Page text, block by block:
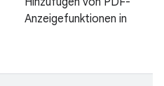
Anzeigefunktionen in